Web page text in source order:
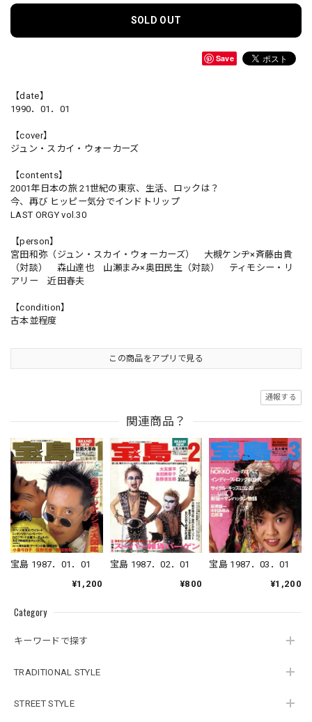
Category
キーワードで探す
TRADITIONAL STYLE
STREET STYLE
SOLD OUT
Save
【date】
1990．01．01
【cover】
ジュン・スカイ・ウォーカーズ
【contents】
2001年日本の旅 21世紀の東京、生活、ロックは？
今、再び ヒッピー気分でインドトリップ
LAST ORGY vol.30
【person】
宮田和弥（ジュン・スカイ・ウォーカーズ） 大槻ケンヂ×斉藤由貴
（対談） 森山達也 山瀬まみ×奥田民生（対談） ティモシー・リ
アリー 近田春夫
【condition】
古本並程度
この商品をアプリで見る
通報する
関連商品？
宝島 1987．01．01
¥1,200
宝島 1987．02．01
¥800
宝島 1987．03．01
¥1,200